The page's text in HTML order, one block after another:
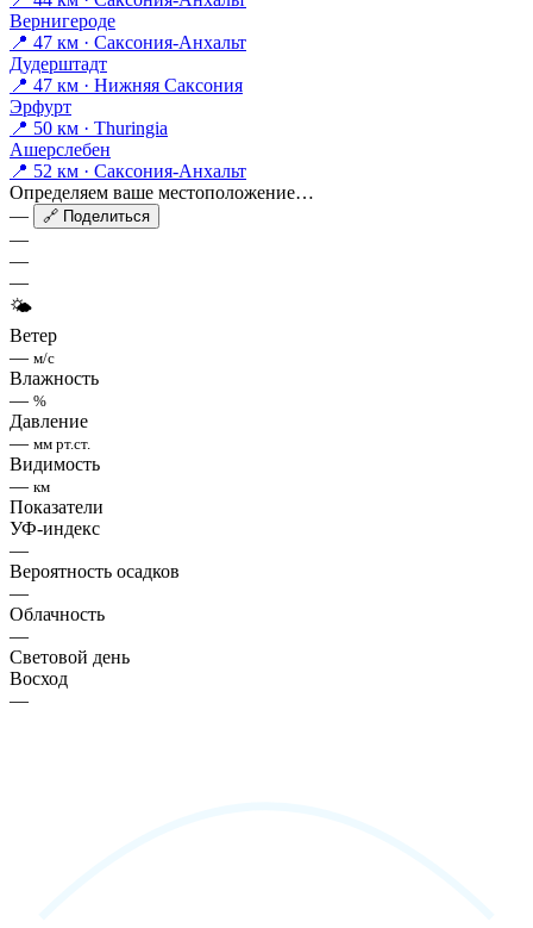
Вернигероде
📍 47 км · Саксония-Анхальт
Дудерштадт
📍 47 км · Нижняя Саксония
Эрфурт
📍 50 км · Thuringia
Ашерслебен
📍 52 км · Саксония-Анхальт
Определяем ваше местоположение…
—
🔗 Поделиться
—
—
—
🌤
Ветер
— м/с
Влажность
— %
Давление
— мм рт.ст.
Видимость
— км
Показатели
УФ-индекс
—
Вероятность осадков
—
Облачность
—
Световой день
Восход
—